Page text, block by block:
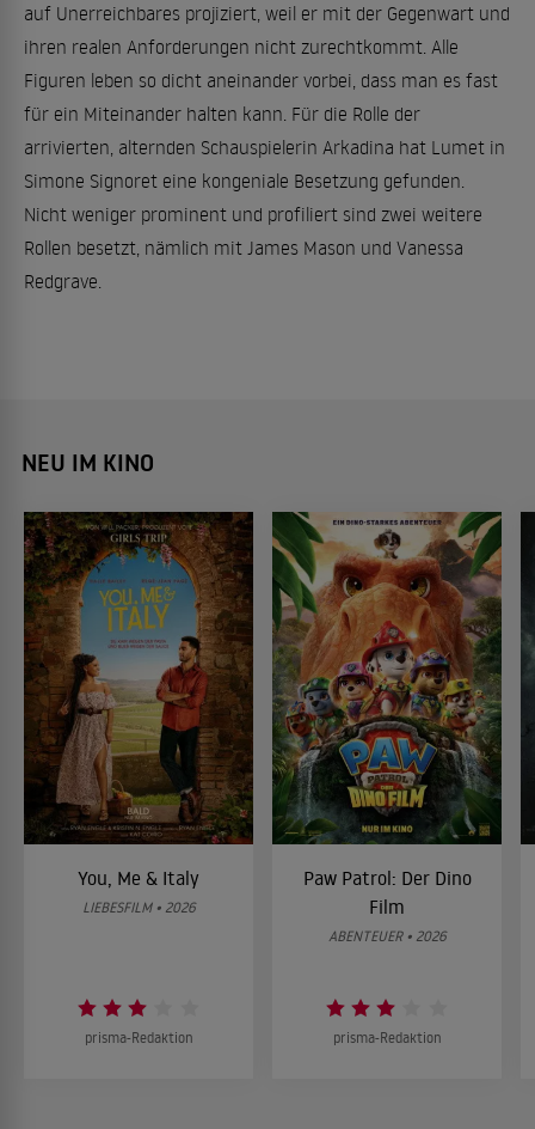
auf Unerreichbares projiziert, weil er mit der Gegenwart und
ihren realen Anforderungen nicht zurechtkommt. Alle
Figuren leben so dicht aneinander vorbei, dass man es fast
für ein Miteinander halten kann. Für die Rolle der
arrivierten, alternden Schauspielerin Arkadina hat Lumet in
Simone Signoret eine kongeniale Besetzung gefunden.
Nicht weniger prominent und profiliert sind zwei weitere
Rollen besetzt, nämlich mit James Mason und Vanessa
Redgrave.
NEU IM KINO
You, Me & Italy
LIEBESFILM • 2026
prisma-Redaktion
Paw Patrol: Der Dino
Film
ABENTEUER • 2026
prisma-Redaktion